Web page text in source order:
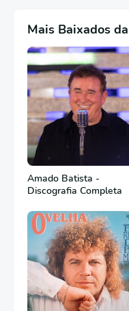
Mais Baixados
Amado Batista -
Discografia Completa